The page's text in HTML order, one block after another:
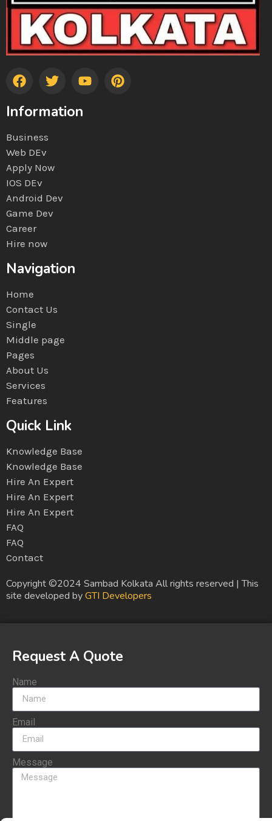
Information
Business
Web DEv
Apply Now
IOS DEv
Android Dev
Game Dev
Career
Hire now
Navigation
Home
Contact Us
Single
Middle page
Pages
About Us
Services
Features
Quick Link
Knowledge Base
Knowledge Base
Hire An Expert
Hire An Expert
Hire An Expert
FAQ
FAQ
Contact
Copyright ©2024 Sambad Kolkata All rights reserved | This
site developed byGTI Developers
Request A Quote
Name
Email
Message